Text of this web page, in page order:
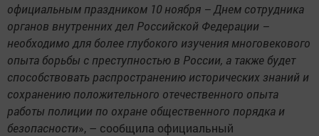
официальным праздником 10 ноября – Днем сотрудника
органов внутренних дел Российской Федерации –
необходимо для более глубокого изучения многовекового
опыта борьбы с преступностью в России, а также будет
способствовать распространению исторических знаний и
сохранению положительного отечественного опыта
работы полиции по охране общественного порядка и
безопасности», – сообщила официальный